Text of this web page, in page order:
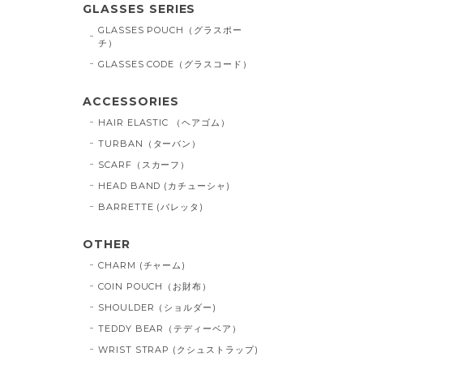
GLASSES SERIES
GLASSES POUCH（グラスポー
チ）
GLASSES CODE（グラスコード）
ACCESSORIES
HAIR ELASTIC （ヘアゴム）
TURBAN（ターバン）
SCARF（スカーフ）
HEAD BAND (カチューシャ)
BARRETTE (バレッタ)
OTHER
CHARM (チャーム)
COIN POUCH（お財布）
SHOULDER（ショルダー)
TEDDY BEAR（テディーベア）
WRIST STRAP (クシュストラップ)